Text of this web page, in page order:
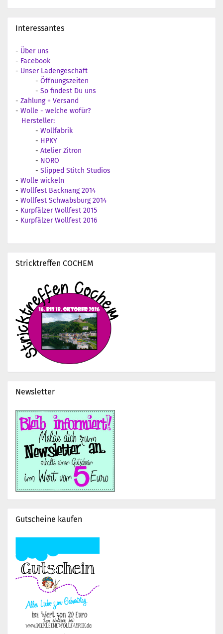
Interessantes
- Über uns
- Facebook
- Unser Ladengeschäft
- Öffnungszeiten
- So findest Du uns
- Zahlung + Versand
- Wolle - welche wofür?
Hersteller:
- Wollfabrik
- HPKY
- Atelier Zitron
- NORO
- Slipped Stitch Studios
- Wolle wickeln
- Wollfest Backnang 2014
- Wollfest Schwabsburg 2014
- Kurpfälzer Wollfest 2015
- Kurpfälzer Wollfest 2016
Stricktreffen COCHEM
Newsletter
Gutscheine kaufen